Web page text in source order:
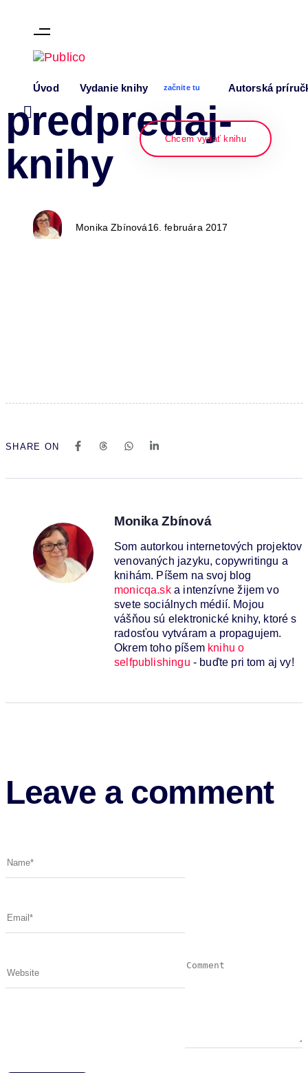
Úvod Vydanie knihy začnite tu Autorská
Chcem vydať knihu
predpredaj-
knihy
Monika Zbínová16. februára 2017
SHARE ON
Monika Zbínová
Som autorkou internetových projektov
venovaných jazyku, copywritingu a
knihám. Píšem na svoj blog
monicqa.ska intenzívne žijem vo
svete sociálnych médií. Mojou
vášňou sú elektronické knihy, ktoré s
radosťou vytváram a propagujem.
Okrem toho píšem knihu o
selfpublishingu - buďte pri tom aj vy!
Leave a comment